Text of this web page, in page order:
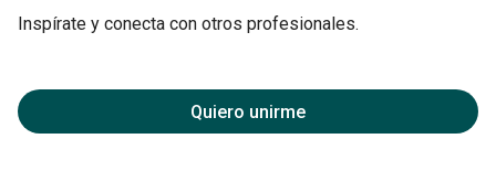
Inspírate y conecta con otros profesionales.
Quiero unirme